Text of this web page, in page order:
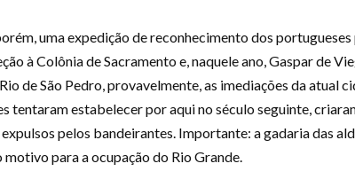
uma expedição de reconhecimento dos
à Colônia de Sacramento e, naquele ano, Gaspar de
de São Pedro, provavelmente, as imediações da atual
tentaram estabelecer por aqui no século seguinte,
pelos bandeirantes. Importante: a gadaria das
motivo para a ocupação do Rio Grande.